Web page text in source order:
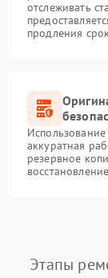
отслеживать
продления
аккуратная
резервное
Этапы